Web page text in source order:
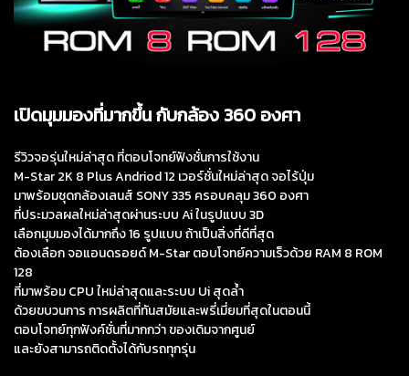
เปิดมุมมองที่มากขึ้น กับกล้อง 360 องศา
รีวิวจอรุ่นใหม่ล่าสุด ที่ตอบโจทย์ฟังชั่นการใช้งาน
M-Star 2K 8 Plus Andriod 12 เวอร์ชั่นใหม่ล่าสุด จอไร้ปุ่ม
มาพร้อมชุดกล้องเลนส์ SONY 335 ครอบคลุม 360 องศา
ที่ประมวลผลใหม่ล่าสุดผ่านระบบ Ai ในรูปแบบ 3D
เลือกมุมมองได้มากถึง 16 รูปแบบ ถ้าเป็นสิ่งที่ดีที่สุด
ต้องเลือก จอแอนดรอยด์ M-Star ตอบโจทย์ความเร็วด้วย RAM 8 ROM
128
ที่มาพร้อม CPU ใหม่ล่าสุดและระบบ Ui สุดล้ำ
ด้วยขบวนการ การผลิตที่ทันสมัยและพรี่เมี่ยมที่สุดในตอนนี้
ตอบโจทย์ทุกฟังค์ชั่นที่มากกว่า ของเดิมจากศูนย์
และยังสามารถติดตั้งได้กับรถทุกรุ่น